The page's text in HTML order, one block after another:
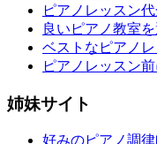
ピアノレッスン
良いピアノ教室
ベストなピアノ
ピアノレッスン
姉妹サイト
好みのピアノ調